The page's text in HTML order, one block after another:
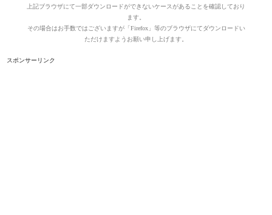
上記ブラウザにて一部ダウンロードができないケースがあることを確認しており
ます。
その場合はお手数ではございますが「Firefox」等のブラウザにてダウンロードい
ただけますようお願い申し上げます。
スポンサーリンク